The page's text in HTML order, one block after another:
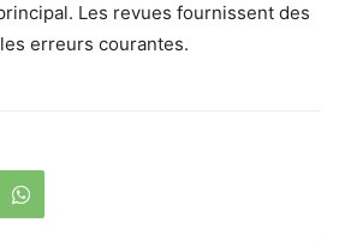
Les revues fournissent des
erreurs courantes.